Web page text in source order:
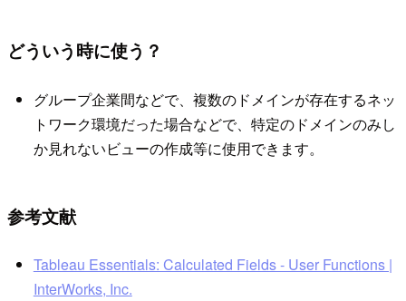
どういう時に使う？
グループ企業間などで、複数のドメインが存在するネッ
トワーク環境だった場合などで、特定のドメインのみし
か見れないビューの作成等に使用できます。
参考文献
Tableau Essentials: Calculated Fields - User Functions |
InterWorks, Inc.